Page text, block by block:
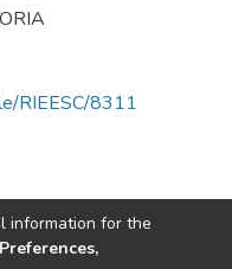
RIEESC/8311
information for the